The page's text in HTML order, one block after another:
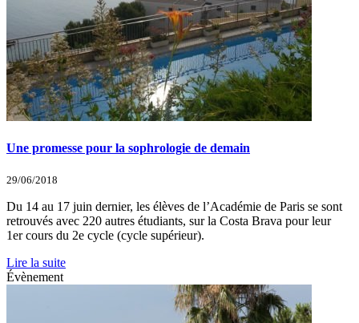
Une promesse pour la sophrologie de demain
29/06/2018
Du 14 au 17 juin dernier, les élèves de l’Académie de Paris se sont
retrouvés avec 220 autres étudiants, sur la Costa Brava pour leur
1er cours du 2e cycle (cycle supérieur).
Lire la suite
Évènement